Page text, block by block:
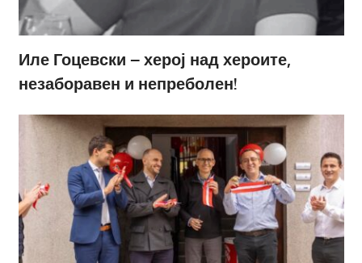
Иле Гоцевски – херој над хероите,
незаборавен и непреболен!